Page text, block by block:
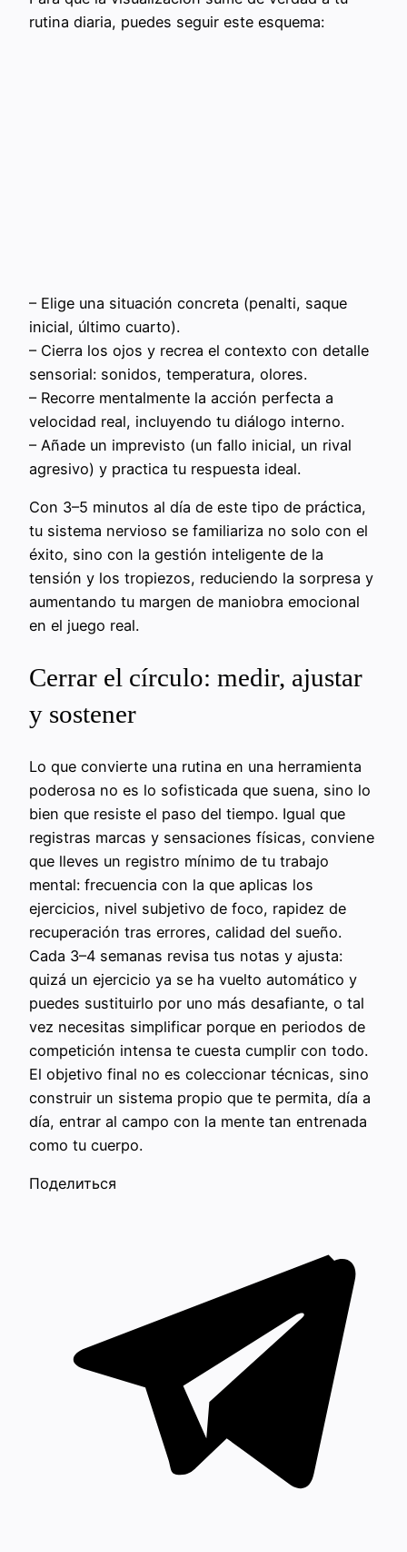
rutina diaria, puedes seguir este esquema:
– Elige una situación concreta (penalti, saque
inicial, último cuarto).
– Cierra los ojos y recrea el contexto con detalle
sensorial: sonidos, temperatura, olores.
– Recorre mentalmente la acción perfecta a
velocidad real, incluyendo tu diálogo interno.
– Añade un imprevisto (un fallo inicial, un rival
agresivo) y practica tu respuesta ideal.
Con 3–5 minutos al día de este tipo de práctica,
tu sistema nervioso se familiariza no solo con el
éxito, sino con la gestión inteligente de la
tensión y los tropiezos, reduciendo la sorpresa y
aumentando tu margen de maniobra emocional
en el juego real.
Cerrar el círculo: medir, ajustar
y sostener
Lo que convierte una rutina en una herramienta
poderosa no es lo sofisticada que suena, sino lo
bien que resiste el paso del tiempo. Igual que
registras marcas y sensaciones físicas, conviene
que lleves un registro mínimo de tu trabajo
mental: frecuencia con la que aplicas los
ejercicios, nivel subjetivo de foco, rapidez de
recuperación tras errores, calidad del sueño.
Cada 3–4 semanas revisa tus notas y ajusta:
quizá un ejercicio ya se ha vuelto automático y
puedes sustituirlo por uno más desafiante, o tal
vez necesitas simplificar porque en periodos de
competición intensa te cuesta cumplir con todo.
El objetivo final no es coleccionar técnicas, sino
construir un sistema propio que te permita, día a
día, entrar al campo con la mente tan entrenada
como tu cuerpo.
Поделиться